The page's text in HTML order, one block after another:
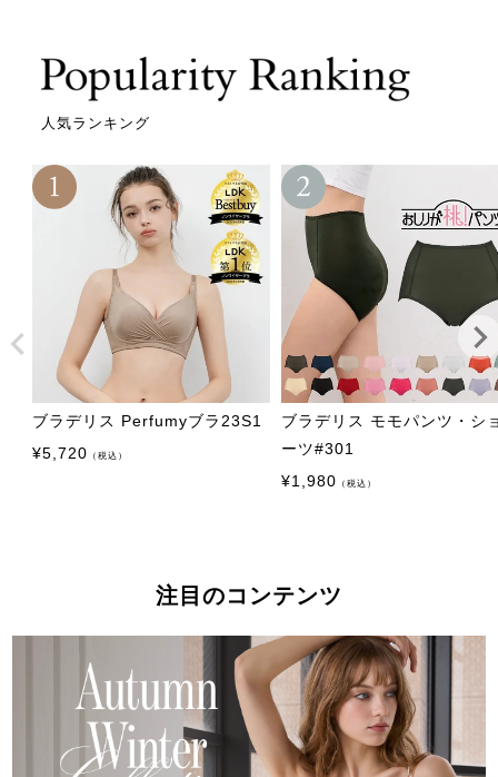
人気ランキング
ブラデリス Perfumyブラ23S1
¥5,720 （税込）
ブラデリス モモパンツ・シ
ーツ#301
¥1,980 （税込）
注目のコンテンツ